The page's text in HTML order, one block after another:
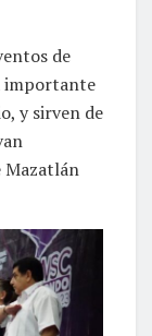
de
importante
y sirven de
Mazatlán